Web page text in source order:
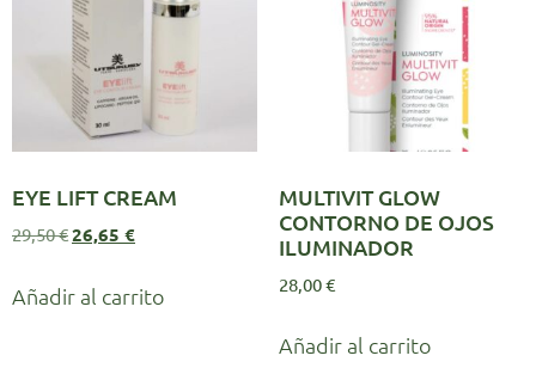
EYE LIFT CREAM
29,50€26,65 €
Añadir al carrito
MULTIVIT GLOW
CONTORNO DE OJOS
ILUMINADOR
28,00€
Añadir al carrito